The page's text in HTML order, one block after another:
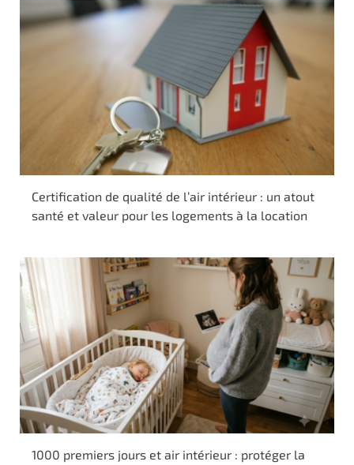
Certification de qualité de l’air intérieur : un atout
santé et valeur pour les logements à la location
1000 premiers jours et air intérieur : protéger la